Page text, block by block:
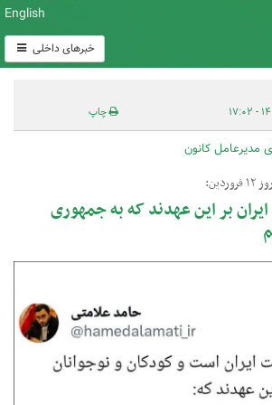
English
خبرهای داخلی
چاپ
مدیرعامل کانون
بر این عهدند که به جمهوری